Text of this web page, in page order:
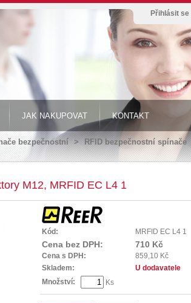
Přihlásit se
JAK NAKUPOVAT KONTAKT
bezpečnostní > RFID bezpečnostní spínače
M12, MRFID EC L4 1
Kód: MRFID EC L4 1
Cena bez DPH: 710 Kč
Cena s DPH:
859,10 Kč
Skladem:
U dodavatele
Množství:
Ks